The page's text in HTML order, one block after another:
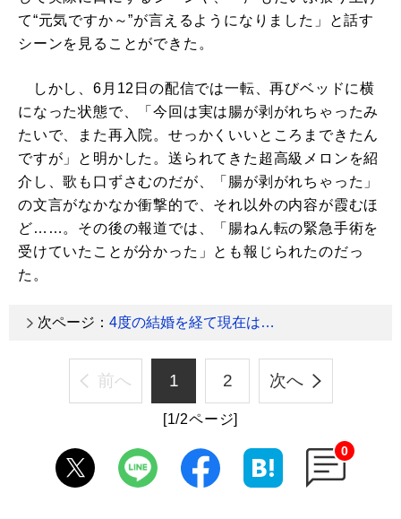
て“元気ですか～”が言えるようになりました」と話す
シーンを見ることができた。
しかし、6月12日の配信では一転、再びベッドに横
になった状態で、「今回は実は腸が剥がれちゃったみ
たいで、また再入院。せっかくいいところまできたん
ですが」と明かした。送られてきた超高級メロンを紹
介し、歌も口ずさむのだが、「腸が剥がれちゃった」
の文言がなかなか衝撃的で、それ以外の内容が霞むほ
ど……。その後の報道では、「腸ねん転の緊急手術を
受けていたことが分かった」とも報じられたのだっ
た。
次ページ： 4度の結婚を経て現在は…
前へ 1 2 次へ
[1/2ページ]
0